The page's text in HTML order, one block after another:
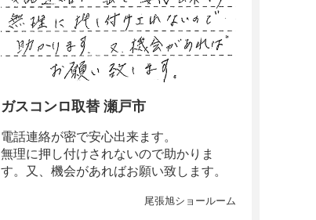
ガスコンロ取替 瀬戸市
電話連絡が密で安心出来ます。
無理に押し付けされないので助かりま
す。又、機会があればお願い致します。
尾張旭ショールーム